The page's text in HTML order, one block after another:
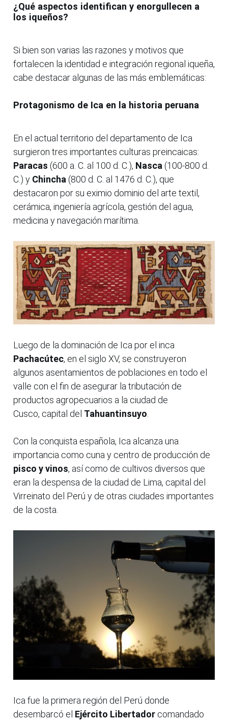
¿Qué aspectos identifican y enorgullecen a
los iqueños?
Si bien son varias las razones y motivos que
fortalecen la identidad e integración regional iqueña,
cabe destacar algunas de las más emblemáticas:
Protagonismo de Ica en la historia peruana
En el actual territorio del departamento de Ica
surgieron tres importantes culturas preincaicas:
Paracas (600 a. C. al 100 d. C.), Nasca (100-800 d.
C.) y Chincha (800 d. C. al 1476 d. C.), que
destacaron por su eximio dominio del arte textil,
cerámica, ingeniería agrícola, gestión del agua,
medicina y navegación marítima.
Luego de la dominación de Ica por el inca
Pachacútec, en el siglo XV, se construyeron
algunos asentamientos de poblaciones en todo el
valle con el fin de asegurar la tributación de
productos agropecuarios a la ciudad de
Cusco, capital del Tahuantinsuyo
Con la conquista española, Ica alcanza una
importancia como cuna y centro de producción de
pisco y vinos, así como de cultivos diversos que
eran la despensa de la ciudad de Lima, capital del
Virreinato del Perú y de otras ciudades importantes
de la costa.
Ica fue la primera región del Perú donde
desembarcó el Ejército Libertador comandado